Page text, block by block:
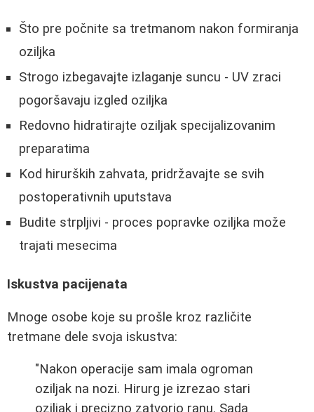
Što pre počnite sa tretmanom nakon formiranja
oziljka
Strogo izbegavajte izlaganje suncu - UV zraci
pogoršavaju izgled oziljka
Redovno hidratirajte oziljak specijalizovanim
preparatima
Kod hirurških zahvata, pridržavajte se svih
postoperativnih uputstava
Budite strpljivi - proces popravke oziljka može
trajati mesecima
Iskustva pacijenata
Mnoge osobe koje su prošle kroz različite
tretmane dele svoja iskustva:
"Nakon operacije sam imala ogroman
oziljak na nozi. Hirurg je izrezao stari
oziljak i precizno zatvorio ranu. Sada